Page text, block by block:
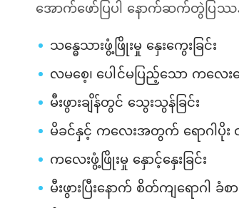
အောက်ဖော်ပြပါ နောက်ဆက်တွဲပြဿန
သန္ဓေသားဖွံ့ဖြိုးမှု နှေးကွေးခြင်း
လမ‌စေ့၊ ပေါင်မပြည့်သော ကလေးမွေ
မီးဖွားချိန်တွင် သွေးသွန်ခြင်း
မိခင်နှင့် ကလေးအတွက် ရောဂါပိုး
ကလေးဖွံ့ဖြိုးမှု နှောင့်နှေးခြင်း
မီးဖွားပြီးနောက် စိတ်ကျရောဂါ ခံစာ